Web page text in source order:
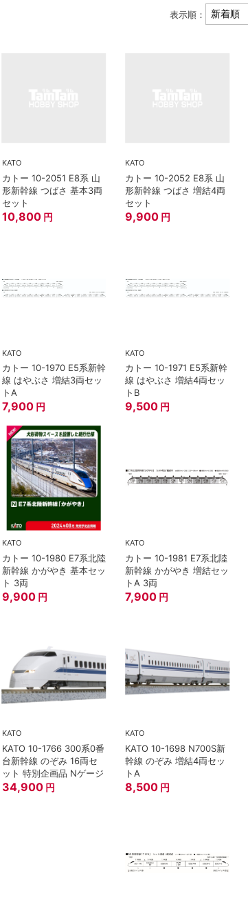
表示順：
KATO
カトー 10-2051 E8系 山
形新幹線 つばさ 基本3両
セット
10,800 円
KATO
カトー 10-2052 E8系 山
形新幹線 つばさ 増結4両
セット
9,900 円
KATO
カトー 10-1970 E5系新幹
線 はやぶさ 増結3両セッ
トA
7,900 円
KATO
カトー 10-1971 E5系新幹
線 はやぶさ 増結4両セッ
トB
9,500 円
KATO
カトー 10-1980 E7系北陸
新幹線 かがやき 基本セッ
ト 3両
9,900 円
KATO
カトー 10-1981 E7系北陸
新幹線 かがやき 増結セッ
トA 3両
7,900 円
KATO
KATO 10-1766 300系0番
台新幹線 のぞみ 16両セ
ット 特別企画品 Nゲージ
34,900 円
KATO
KATO 10-1698 N700S新
幹線 のぞみ 増結4両セッ
トA
8,500 円